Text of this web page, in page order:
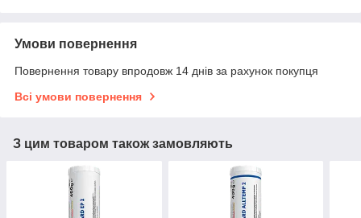
Умови повернення
Повернення товару впродовж 14 днів за рахунок покупця
Всі умови повернення
З цим товаром також замовляють